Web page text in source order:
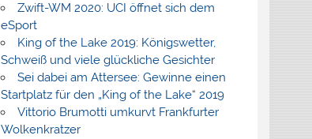
Zwift-WM 2020: UCI öffnet sich dem
eSport
King of the Lake 2019: Königswetter,
Schweiß und viele glückliche Gesichter
Sei dabei am Attersee: Gewinne einen
Startplatz für den „King of the Lake“ 2019
Vittorio Brumotti umkurvt Frankfurter
Wolkenkratzer